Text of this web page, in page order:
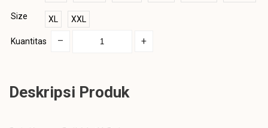
Size XL XXL
Kuantitas – +
Deskripsi Produk